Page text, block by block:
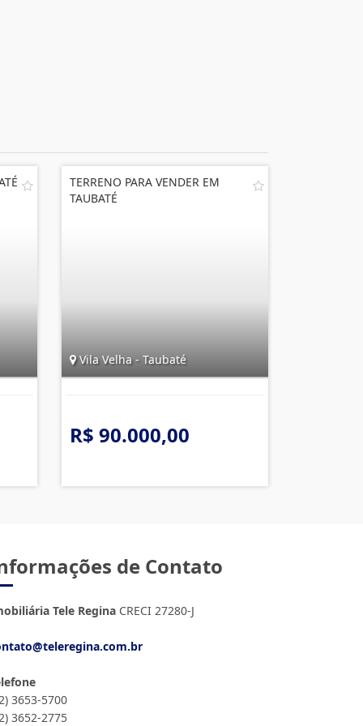
TERRENO PARA VENDER EM
TAUBATÉ
Vila Velha - Taubaté
R$ 90.000,00
de Contato
Tele Regina CRECI 27280-J
3653-5700
3652-2775